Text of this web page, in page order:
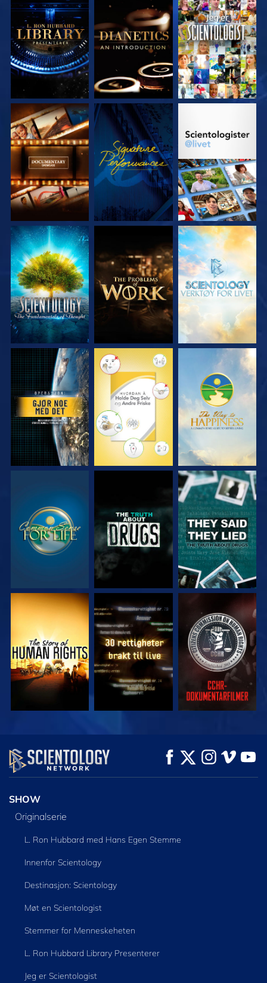
UTFORSK SERIEN UTFORSK SERIEN SE
UTFORSK SERIEN SE UTFORSK SERIEN
UTFORSK SERIEN UTFORSK SERIEN UTFORSK SERIEN
SE SE SE
SE SE
SE SE SE
SE UTFORSK SERIEN
SHOW
Originalserie
L. Ron Hubbard med Hans Egen Stemme
Innenfor Scientology
Destinasjon: Scientology
Møt en Scientologist
Stemmer for Menneskeheten
L. Ron Hubbard Library Presenterer
Jeg er Scientologist